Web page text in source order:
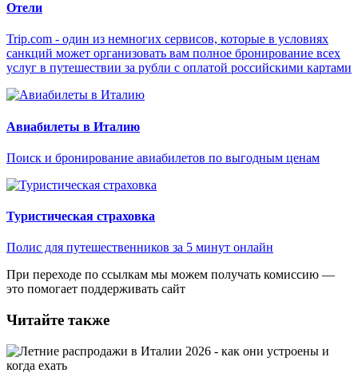
Отели
Trip.com - один из немногих сервисов, которые в условиях
санкций может организовать вам полное бронирование всех
услуг в путешествии за рубли с оплатой российскими картами
Авиабилеты в Италию
Поиск и бронирование авиабилетов по выгодным ценам
Туристическая страховка
Полис для путешественников за 5 минут онлайн
При переходе по ссылкам мы можем получать комиссию —
это помогает поддерживать сайт
Читайте также